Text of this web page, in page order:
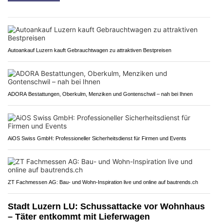
Autoankauf Luzern kauft Gebrauchtwagen zu attraktiven Bestpreisen
ADORA Bestattungen, Oberkulm, Menziken und Gontenschwil – nah bei Ihnen
AiOS Swiss GmbH: Professioneller Sicherheitsdienst für Firmen und Events
ZT Fachmessen AG: Bau- und Wohn-Inspiration live und online auf bautrends.ch
Stadt Luzern LU: Schussattacke vor Wohnhaus
– Täter entkommt mit Lieferwagen